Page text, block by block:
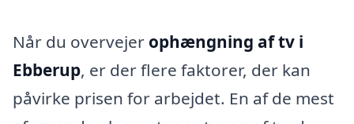
Når du overvejer ophængning af tv i
Ebberup, er der flere faktorer, der kan
påvirke prisen for arbejdet. En af de mest